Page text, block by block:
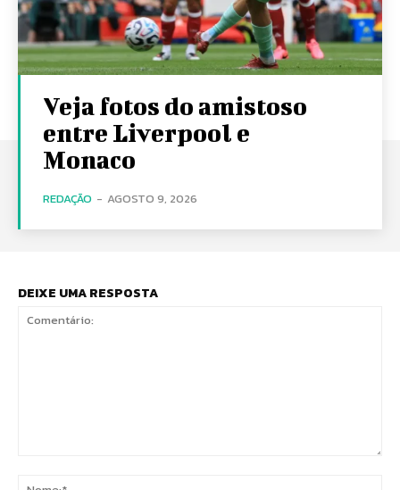
Veja fotos do amistoso
entre Liverpool e
Monaco
REDAÇÃO - AGOSTO 9, 2026
DEIXE UMA RESPOSTA